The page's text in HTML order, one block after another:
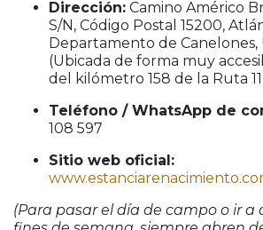
Dirección: Camino Américo
S/N, Código Postal 15200,
Departamento de Canelones,
(Ubicada de forma muy
del kilómetro 158 de la Ruta
Teléfono / WhatsApp de
108 597
Sitio web oficial:
(Para pasar el día de campo o ir a